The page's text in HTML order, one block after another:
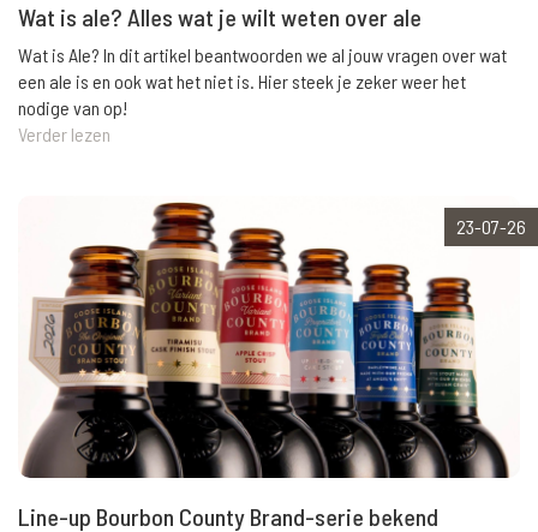
Wat is ale? Alles wat je wilt weten over ale
Wat is Ale? In dit artikel beantwoorden we al jouw vragen over wat
een ale is en ook wat het niet is. Hier steek je zeker weer het
nodige van op!
Verder lezen
23-07-26
Line-up Bourbon County Brand-serie bekend